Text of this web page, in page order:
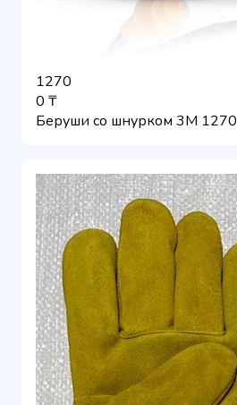
1270
0 ₸
Беруши со шнурком 3М 1270